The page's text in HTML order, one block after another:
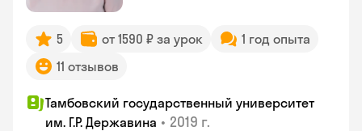
5 от 1590 ₽ за урок
1 год опыта
11 отзывов
Тамбовский государственный университет
им. Г.Р. Державина • 2019 г.